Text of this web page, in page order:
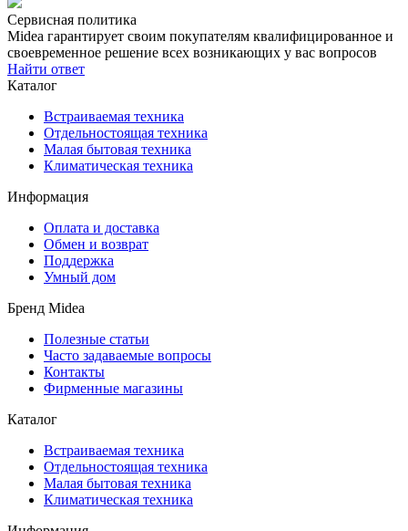
Сервисная политика
Midea гарантирует своим покупателям квалифицированное и
своевременное решение всех возникающих у вас вопросов
Найти ответ
Каталог
Встраиваемая техника
Отдельностоящая техника
Малая бытовая техника
Климатическая техника
Информация
Оплата и доставка
Обмен и возврат
Поддержка
Умный дом
Бренд Midea
Полезные статьи
Часто задаваемые вопросы
Контакты
Фирменные магазины
Каталог
Встраиваемая техника
Отдельностоящая техника
Малая бытовая техника
Климатическая техника